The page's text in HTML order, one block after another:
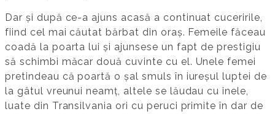
Dar și după ce-a ajuns acasă a continuat cuceririle,
fiind cel mai căutat bărbat din oraș. Femeile făceau
coadă la poarta lui și ajunsese un fapt de prestigiu
să schimbi măcar două cuvinte cu el. Unele femei
pretindeau că poartă o șal smuls în iureșul luptei de
la gâtul vreunui neamț, altele se lăudau cu inele,
luate din Transilvania ori cu peruci primite în dar de